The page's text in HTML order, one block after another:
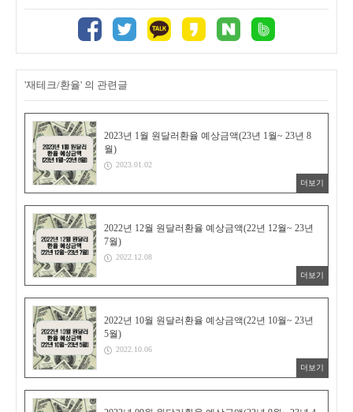
'재테크/환율' 의 관련글
2023년 1월 원달러환율 예상금액(23년 1월~ 23년 8
월)
2023.01.02
더보기
2022년 12월 원달러환율 예상금액(22년 12월~ 23년
7월)
2022.12.08
더보기
2022년 10월 원달러환율 예상금액(22년 10월~ 23년
5월)
2022.10.06
더보기